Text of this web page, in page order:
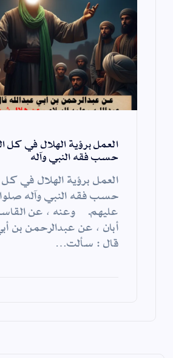
العمل برؤية الهلال في كل
حسب فقه النبي وآله
العمل برؤية الهلال في كل
حسب فقه النبي وآله
عليهم. وعنه ، عن
أبان ، عن عبدالرحمن بن
قال : سألت…